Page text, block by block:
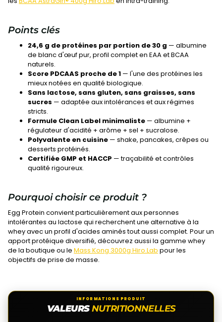
Points clés
24,6 g de protéines par portion de 30 g — albumine
de blanc d'œuf pur, profil complet en EAA et BCAA
naturels.
Score PDCAAS proche de 1 — l'une des protéines les
mieux notées en qualité biologique.
Sans lactose, sans gluten, sans graisses, sans
sucres — adaptée aux intolérances et aux régimes
stricts.
Formule Clean Label minimaliste — albumine +
régulateur d'acidité + arôme + sel + sucralose.
Polyvalente en cuisine — shake, pancakes, crêpes ou
desserts protéinés.
Certifiée GMP et HACCP — traçabilité et contrôles
qualité rigoureux.
Pourquoi choisir ce produit ?
Egg Protein convient particulièrement aux personnes
intolérantes au lactose qui recherchent une alternative à la
whey avec un profil d'acides aminés tout aussi complet. Pour un
apport protéique diversifié, découvrez aussi la gamme whey
de la boutique ou le Mass Kong 3000g Hiro.Lab pour les
objectifs de prise de masse.
INFORMATIONS PRODUIT
VALEURSNUTRITIONNELLES